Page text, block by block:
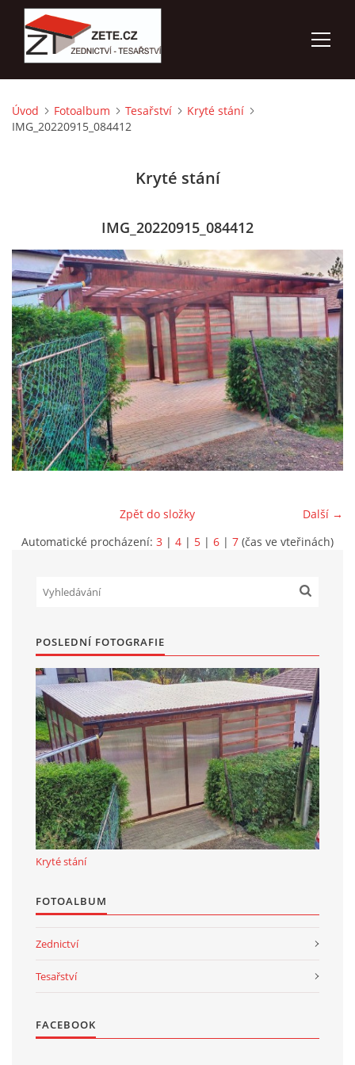
ÚVOD
KONTAKTY
3D VIZUALIZACE
Marek Petruželka
Studýnka 131
Hronov
549 46
+420 731561027
www.zete.cz | Tisk Aktualizováno: 22. 9. 2023 Nahoru ↑
Úvod Fotoalbum Tesařství
Kryté stání
IMG_20220915_084412
Kryté stání
IMG_20220915_084412
Další →
Zpět do složky
Automatické procházení: 3 | 4 | 5 | 6 | 7 (čas ve vteřinách)
POSLEDNÍ FOTOGRAFIE
Kryté stání
FOTOALBUM
Zednictví
Tesařství
FACEBOOK